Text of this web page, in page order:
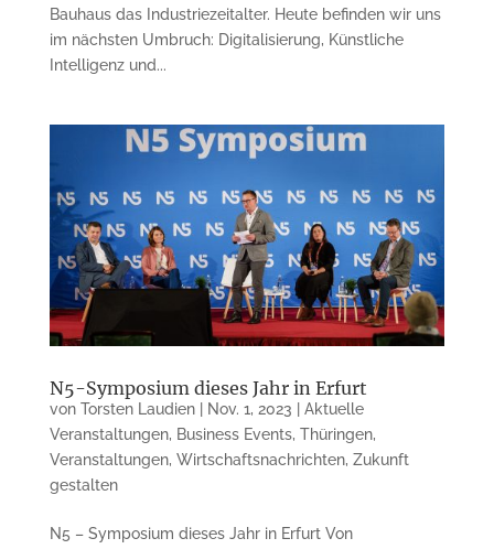
Bauhaus das Industriezeitalter. Heute befinden wir uns
im nächsten Umbruch: Digitalisierung, Künstliche
Intelligenz und...
N5-Symposium dieses Jahr in Erfurt
von Torsten Laudien| Nov. 1, 2023
Aktuelle
Veranstaltungen, Business Events, Thüringen,
Veranstaltungen, Wirtschaftsnachrichten, Zukunft
gestalten
N5 – Symposium dieses Jahr in Erfurt Von